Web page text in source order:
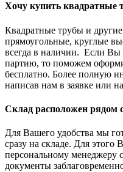
Хочу купить квадратные
Квадратные трубы и
прямоугольные, круглые
всегда в наличии. Если Вы
партию, то поможем
бесплатно. Более полную
написав нам в заявке или
Склад расположен рядом
Для Вашего удобства мы
сразу на складе. Для
персональному менеджеру
документы